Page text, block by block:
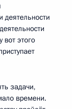
деятельности
вот этого
задачи,
времени.